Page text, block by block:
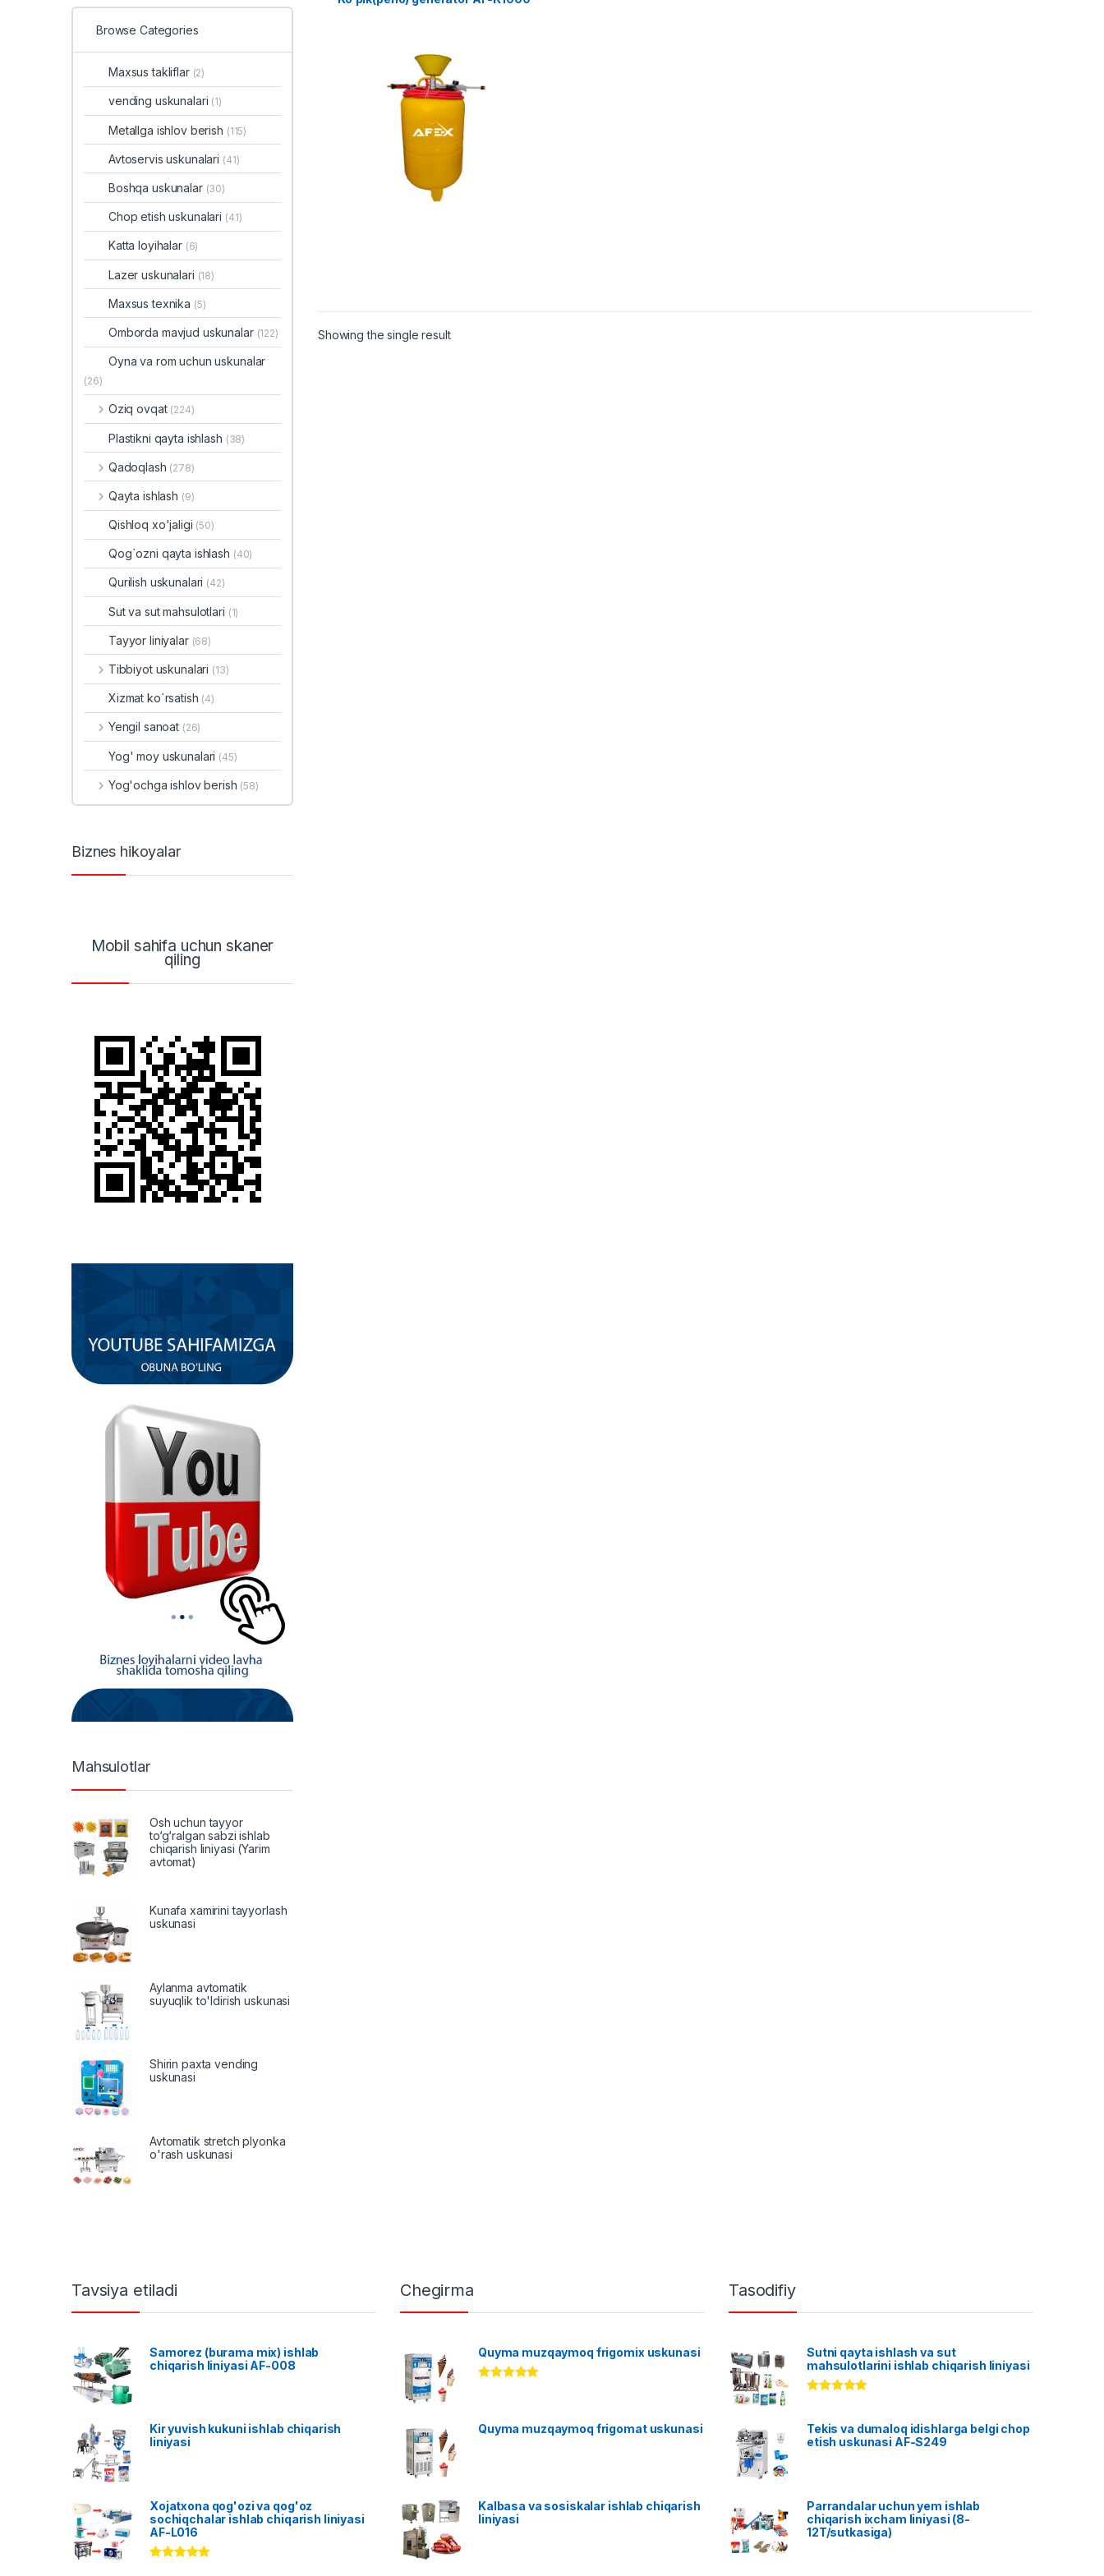
Showing the single result
Browse Categories
Maxsus takliflar (2)
vending uskunalari (1)
Metallga ishlov berish (115)
Avtoservis uskunalari (41)
Boshqa uskunalar (30)
Chop etish uskunalari (41)
Katta loyihalar (6)
Lazer uskunalari (18)
Maxsus texnika (5)
Omborda mavjud uskunalar (122)
Oyna va rom uchun uskunalar
(26)
Oziq ovqat (224)
Plastikni qayta ishlash (38)
Qadoqlash (278)
Qayta ishlash (9)
Qishloq xo'jaligi (50)
Qog`ozni qayta ishlash (40)
Qurilish uskunalari (42)
Sut va sut mahsulotlari (1)
Tayyor liniyalar (68)
Tibbiyot uskunalari (13)
Xizmat ko`rsatish (4)
Yengil sanoat (26)
Yog' moy uskunalari (45)
Yog'ochga ishlov berish (58)
Biznes hikoyalar
Mobil sahifa uchun skaner
qiling
Mahsulotlar
Osh uchun tayyor
to‘g‘ralgan sabzi ishlab
chiqarish liniyasi (Yarim
avtomat)
Kunafa xamirini tayyorlash
uskunasi
Aylanma avtomatik
suyuqlik to'ldirish uskunasi
Shirin paxta vending
uskunasi
Avtomatik stretch plyonka
o'rash uskunasi
Tavsiya etiladi
Samorez (burama mix) ishlab
chiqarish liniyasi AF-008
Kir yuvish kukuni ishlab chiqarish
liniyasi
Xojatxona qog'ozi va qog'oz
sochiqchalar ishlab chiqarish liniyasi
AF-L016
Chegirma
Quyma muzqaymoq frigomix uskunasi
Quyma muzqaymoq frigomat uskunasi
Kalbasa va sosiskalar ishlab chiqarish
liniyasi
Tasodifiy
Sutni qayta ishlash va sut
mahsulotlarini ishlab chiqarish liniyasi
Tekis va dumaloq idishlarga belgi chop
etish uskunasi AF-S249
Parrandalar uchun yem ishlab
chiqarish ixcham liniyasi (8-
12T/sutkasiga)